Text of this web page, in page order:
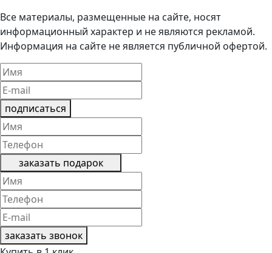
Все материалы, размещенные на сайте, носят
информационный характер и не являются рекламой.
Информация на сайте не является публичной офертой.
подписаться
заказать подарок
заказать звонок